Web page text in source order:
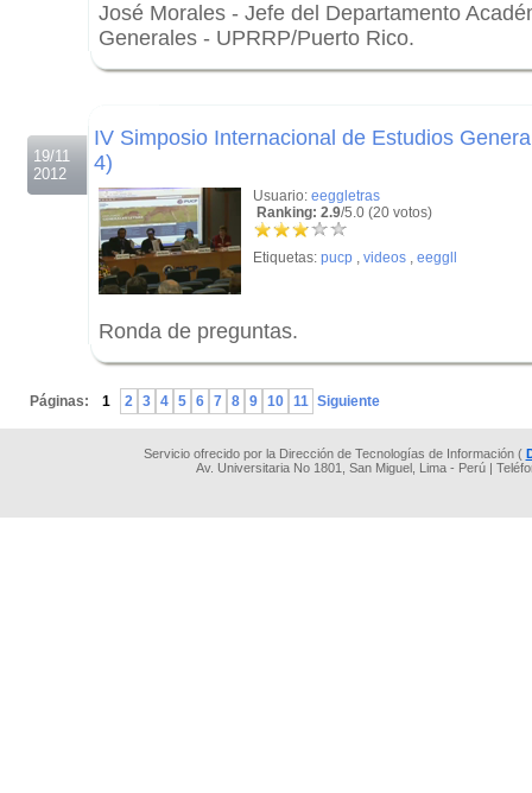
José Morales - Jefe del Departamento
Generales - UPRRP/Puerto Rico.
19/11
2012
IV Simposio Internacional de Estudios
4)
Usuario: eeggletras
Ranking: 2.9/5.0 (20 votos)
Etiquetas: pucp , videos , eeggll
Ronda de preguntas.
Páginas: 1 2 3 4 5 6 7 8 9 10 11 Siguiente
Servicio ofrecido por la Dirección de Tecnologías de Información (
Av. Universitaria No 1801, San Miguel, Lima - Perú |